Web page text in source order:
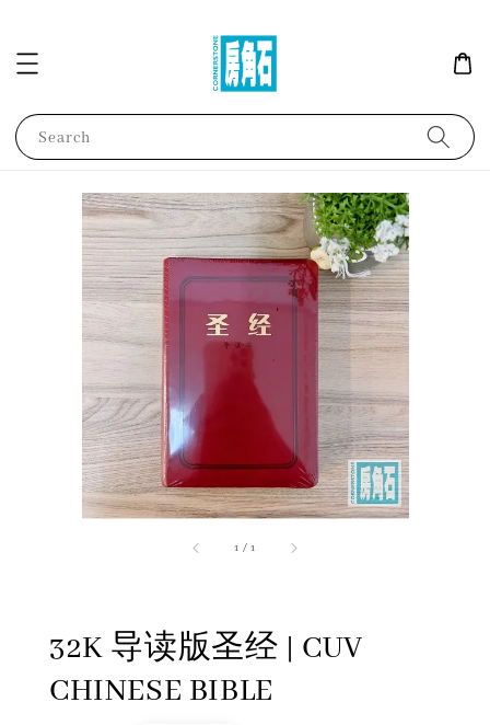
Search
1 /1
32K 导读版圣经 | CUV
CHINESE BIBLE